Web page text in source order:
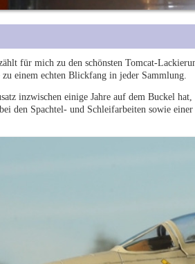
für mich zu den schönsten Tomcat-
zu einem echten Blickfang in jeder Sammlung.
inzwischen einige Jahre auf dem Buckel
den Spachtel- und Schleifarbeiten sowie